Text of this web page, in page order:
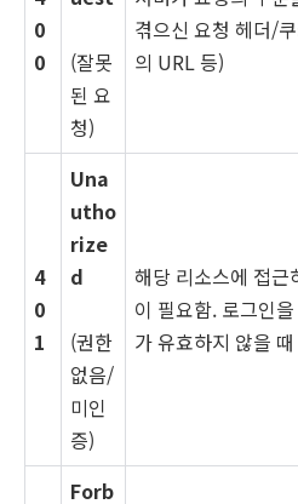
0
0
(잘못
된 요
청)
겪으신 요청 헤더/
의 URL 등)
4
0
1
Una
utho
rize
d
(권한
없음/
미인
증)
해당 리소스에 접
이 필요함. 로그인
가 유효하지 않을
Forb